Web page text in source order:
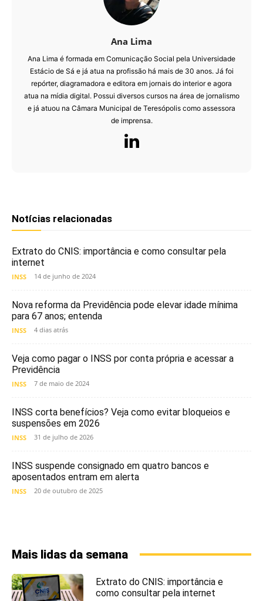
Ana Lima
Ana Lima é formada em Comunicação Social pela Universidade
Estácio de Sá e já atua na profissão há mais de 30 anos. Já foi
repórter, diagramadora e editora em jornais do interior e agora
atua na mídia digital. Possui diversos cursos na área de jornalismo
e já atuou na Câmara Municipal de Teresópolis como assessora
de imprensa.
Notícias relacionadas
Extrato do CNIS: importância e como consultar pela
internet
INSS 14 de junho de 2024
Nova reforma da Previdência pode elevar idade mínima
para 67 anos; entenda
INSS 4 dias atrás
Veja como pagar o INSS por conta própria e acessar a
Previdência
INSS 7 de maio de 2024
INSS corta benefícios? Veja como evitar bloqueios e
suspensões em 2026
INSS 31 de julho de 2026
INSS suspende consignado em quatro bancos e
aposentados entram em alerta
INSS 20 de outubro de 2025
Mais lidas da semana
Extrato do CNIS: importância e
como consultar pela internet